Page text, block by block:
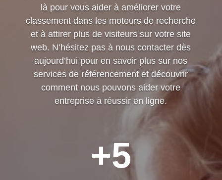
là pour vous aider à améliorer votre
classement dans les moteurs de recherche
et à attirer plus de visiteurs sur votre site
web. N’hésitez pas à nous contacter dès
aujourd’hui pour en savoir plus sur nos
services de référencement et découvrir
comment nous pouvons aider votre
entreprise à réussir en ligne.
+5